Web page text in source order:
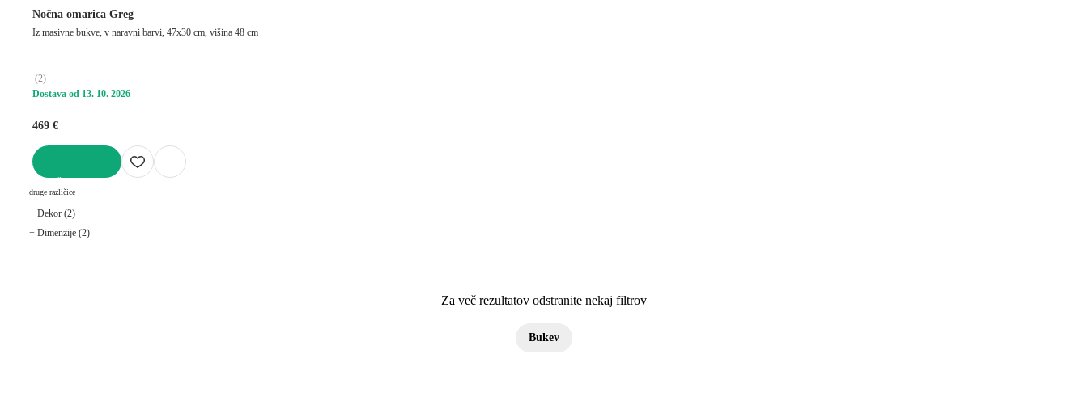
Nočna omarica Greg
Iz masivne bukve, v naravni barvi, 47x30 cm, višina 48 cm
(2)
Dostava od 13. 10. 2026
469 €
druge različice
+ Dekor (2)
+ Dimenzije (2)
Za več rezultatov odstranite nekaj filtrov
Bukev